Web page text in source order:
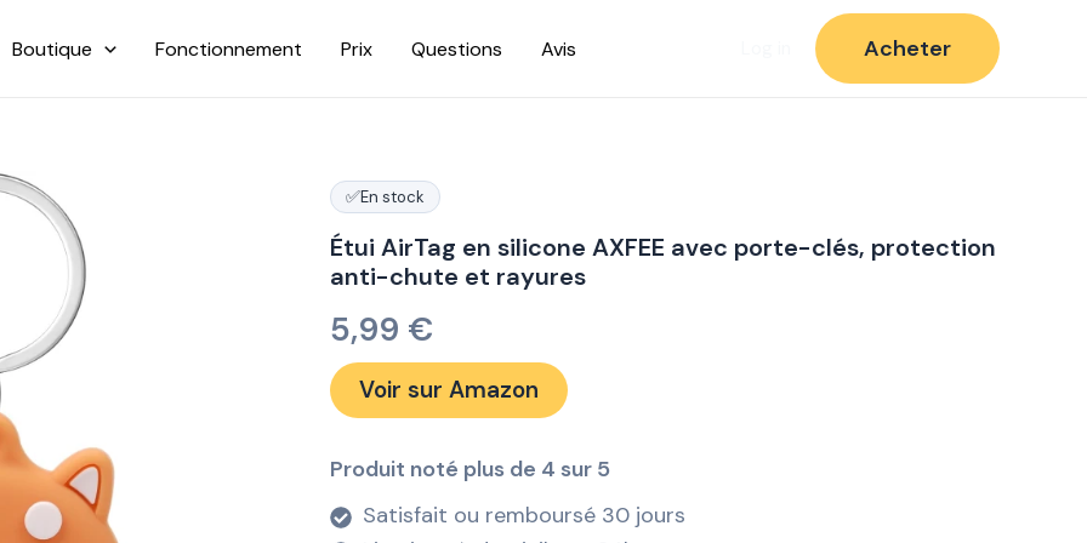
Boutique Fonctionnement Prix Questions Avis Acheter
✅En stock
Étui AirTag en silicone AXFEE avec porte-clés, protection
anti-chute et rayures
5,99 €
Voir sur Amazon
Produit noté plus de 4 sur 5
Satisfait ou remboursé 30 jours